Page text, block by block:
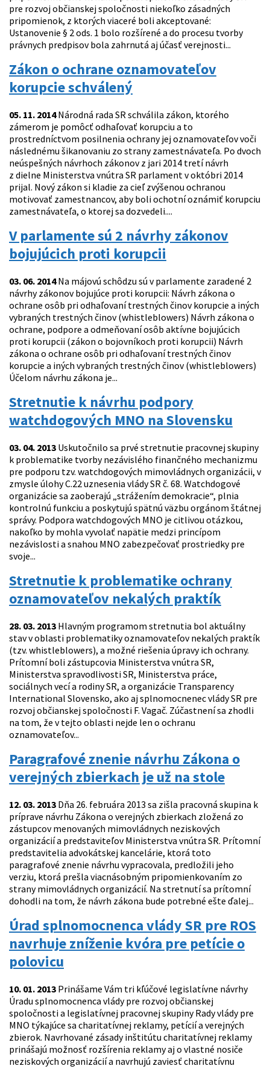
pre rozvoj občianskej spoločnosti niekoľko zásadných
pripomienok, z ktorých viaceré boli akceptované:
Ustanovenie § 2 ods. 1 bolo rozšírené a do procesu tvorby
právnych predpisov bola zahrnutá aj účasť verejnosti...
Zákon o ochrane oznamovateľov
korupcie schválený
05. 11. 2014Národná rada SR schválila zákon, ktorého
zámerom je pomôcť odhaľovať korupciu a to
prostredníctvom posilnenia ochrany jej oznamovateľov voči
následnému šikanovaniu zo strany zamestnávateľa. Po dvoch
neúspešných návrhoch zákonov z jari 2014 tretí návrh
z dielne Ministerstva vnútra SR parlament v októbri 2014
prijal. Nový zákon si kladie za cieľ zvýšenou ochranou
motivovať zamestnancov, aby boli ochotní oznámiť korupciu
zamestnávateľa, o ktorej sa dozvedeli....
V parlamente sú 2 návrhy zákonov
bojujúcich proti korupcii
03. 06. 2014Na májovú schôdzu sú v parlamente zaradené 2
návrhy zákonov bojujúce proti korupcii: Návrh zákona o
ochrane osôb pri odhaľovaní trestných činov korupcie a iných
vybraných trestných činov (whistleblowers) Návrh zákona o
ochrane, podpore a odmeňovaní osôb aktívne bojujúcich
proti korupcii (zákon o bojovníkoch proti korupcii) Návrh
zákona o ochrane osôb pri odhaľovaní trestných činov
korupcie a iných vybraných trestných činov (whistleblowers)
Účelom návrhu zákona je...
Stretnutie k návrhu podpory
watchdogových MNO na Slovensku
03. 04. 2013 Uskutočnilo sa prvé stretnutie pracovnej skupiny
k problematike tvorby nezávislého finančného mechanizmu
pre podporu tzv. watchdogových mimovládnych organizácii, v
zmysle úlohy C.22 uznesenia vlády SR č. 68. Watchdogové
organizácie sa zaoberajú „strážením demokracie“, plnia
kontrolnú funkciu a poskytujú spätnú väzbu orgánom štátnej
správy. Podpora watchdogových MNO je citlivou otázkou,
nakoľko by mohla vyvolať napätie medzi princípom
nezávislosti a snahou MNO zabezpečovať prostriedky pre
svoje...
Stretnutie k problematike ochrany
oznamovateľov nekalých praktík
28. 03. 2013 Hlavným programom stretnutia bol aktuálny
stav v oblasti problematiky oznamovateľov nekalých praktík
(tzv. whistleblowers), a možné riešenia úpravy ich ochrany.
Prítomní boli zástupcovia Ministerstva vnútra SR,
Ministerstva spravodlivosti SR, Ministerstva práce,
sociálnych vecí a rodiny SR, a organizácie Transparency
International Slovensko, ako aj splnomocnenec vlády SR pre
rozvoj občianskej spoločnosti F. Vagač. Zúčastnení sa zhodli
na tom, že v tejto oblasti nejde len o ochranu
oznamovateľov...
Paragrafové znenie návrhu Zákona o
verejných zbierkach je už na stole
12. 03. 2013 Dňa 26. februára 2013 sa zišla pracovná skupina k
príprave návrhu Zákona o verejných zbierkach zložená zo
zástupcov menovaných mimovládnych neziskových
organizácií a predstaviteľov Ministerstva vnútra SR. Prítomní
predstavitelia advokátskej kancelárie, ktorá toto
paragrafové znenie návrhu vypracovala, predložili jeho
verziu, ktorá prešla viacnásobným pripomienkovaním zo
strany mimovládnych organizácií. Na stretnutí sa prítomní
dohodli na tom, že návrh zákona bude potrebné ešte ďalej...
Úrad splnomocnenca vlády SR pre ROS
navrhuje zníženie kvóra pre petície o
polovicu
10. 01. 2013 Prinášame Vám tri kľúčové legislatívne návrhy
Úradu splnomocnenca vlády pre rozvoj občianskej
spoločnosti a legislatívnej pracovnej skupiny Rady vlády pre
MNO týkajúce sa charitatívnej reklamy, petícií a verejných
zbierok. Navrhované zásady inštitútu charitatívnej reklamy
prinášajú možnosť rozšírenia reklamy aj o vlastné nosiče
neziskových organizácií a navrhujú zaviesť charitatívnu